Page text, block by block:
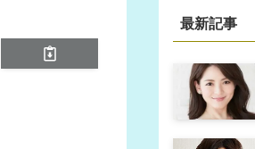
最新記事